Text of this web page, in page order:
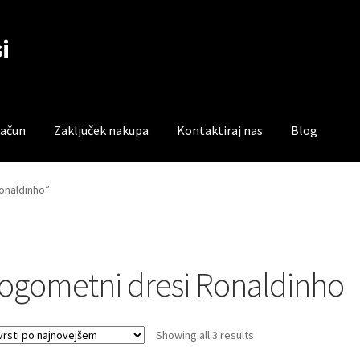
Zaključek nakupa Kontaktiraj nas Blog
Trgovina
dresi Ronaldinho
Showing all 3 resultsSorted